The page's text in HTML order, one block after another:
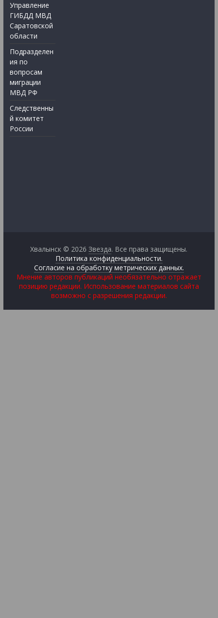
Управление
ГИБДД МВД
Саратовской
области
Подразделен
ия по
вопросам
миграции
МВД РФ
Следственны
й комитет
России
Хвалынск © 2026Звезда. Все права защищены.
Политика конфиденциальности.
Согласие на обработку метрических данных.
Мнение авторов публикаций необязательно отражает
позицию редакции. Использование материалов сайта
возможно с разрешения редакции.